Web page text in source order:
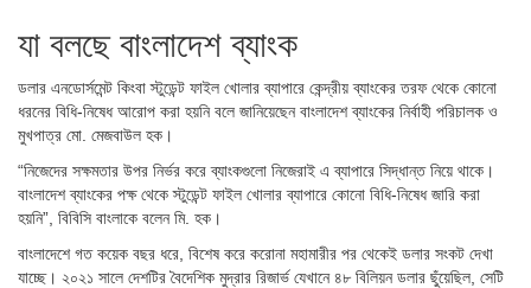
যা বলছে বাংলাদেশ ব্যাংক
ডলার এনডোর্সমেন্ট কিংবা স্টুডেন্ট ফাইল খোলার ব্যাপারে কেন্দ্রীয় ব্যাংকের তরফ থেকে কোনো
ধরনের বিধি-নিষেধ আরোপ করা হয়নি বলে জানিয়েছেন বাংলাদেশ ব্যাংকের নির্বাহী পরিচালক ও
মুখপাত্র মো. মেজবাউল হক।
“নিজেদের সক্ষমতার উপর নির্ভর করে ব্যাংকগুলো নিজেরাই এ ব্যাপারে সিদ্ধান্ত নিয়ে থাকে।
বাংলাদেশ ব্যাংকের পক্ষ থেকে স্টুডেন্ট ফাইল খোলার ব্যাপারে কোনো বিধি-নিষেধ জারি করা
হয়নি”, বিবিসি বাংলাকে বলেন মি. হক।
বাংলাদেশে গত কয়েক বছর ধরে, বিশেষ করে করোনা মহামারীর পর থেকেই ডলার সংকট দেখা
যাচ্ছে। ২০২১ সালে দেশটির বৈদেশিক মুদ্রার রিজার্ভ যেখানে ৪৮ বিলিয়ন ডলার ছুঁয়েছিল, সেটি